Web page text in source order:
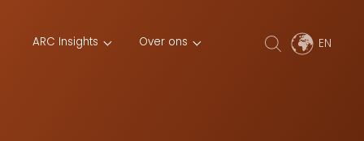
ARC Insights Over ons